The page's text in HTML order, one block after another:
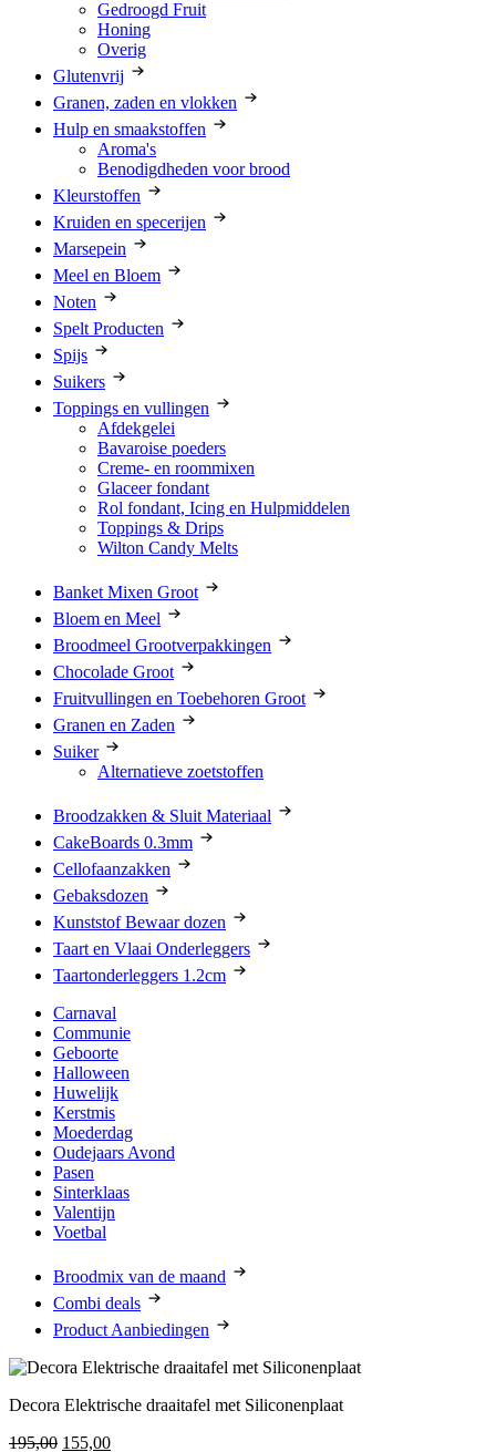
Gedroogd Fruit
Honing
Overig
Glutenvrij
Granen, zaden en vlokken
Hulp en smaakstoffen
Aroma's
Benodigdheden voor brood
Kleurstoffen
Kruiden en specerijen
Marsepein
Meel en Bloem
Noten
Spelt Producten
Spijs
Suikers
Toppings en vullingen
Afdekgelei
Bavaroise poeders
Creme- en roommixen
Glaceer fondant
Rol fondant, Icing en Hulpmiddelen
Toppings & Drips
Wilton Candy Melts
Banket Mixen Groot
Bloem en Meel
Broodmeel Grootverpakkingen
Chocolade Groot
Fruitvullingen en Toebehoren Groot
Granen en Zaden
Suiker
Alternatieve zoetstoffen
Broodzakken & Sluit Materiaal
CakeBoards 0.3mm
Cellofaanzakken
Gebaksdozen
Kunststof Bewaar dozen
Taart en Vlaai Onderleggers
Taartonderleggers 1.2cm
Carnaval
Communie
Geboorte
Halloween
Huwelijk
Kerstmis
Moederdag
Oudejaars Avond
Pasen
Sinterklaas
Valentijn
Voetbal
Broodmix van de maand
Combi deals
Product Aanbiedingen
Decora Elektrische draaitafel met Siliconenplaat
195,00 Oorspronkelijke
155,00Huidige